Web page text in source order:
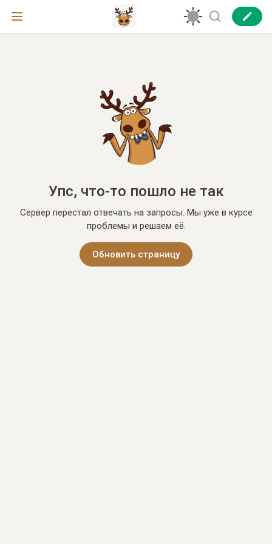
Упс, что-то пошло не так
Сервер перестал отвечать на запросы. Мы уже в курсе
проблемы и решаем её.
Обновить страницу